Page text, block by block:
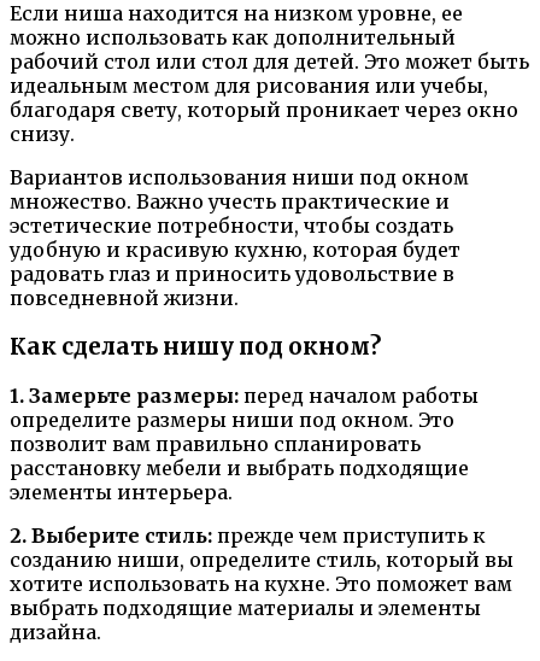
Если ниша находится на низком уровне, ее
можно использовать как дополнительный
рабочий стол или стол для детей. Это может быть
идеальным местом для рисования или учебы,
благодаря свету, который проникает через окно
снизу.
Вариантов использования ниши под окном
множество. Важно учесть практические и
эстетические потребности, чтобы создать
удобную и красивую кухню, которая будет
радовать глаз и приносить удовольствие в
повседневной жизни.
Как сделать нишу под окном?
1. Замерьте размеры: перед началом работы
определите размеры ниши под окном. Это
позволит вам правильно спланировать
расстановку мебели и выбрать подходящие
элементы интерьера.
2. Выберите стиль: прежде чем приступить к
созданию ниши, определите стиль, который вы
хотите использовать на кухне. Это поможет вам
выбрать подходящие материалы и элементы
дизайна.